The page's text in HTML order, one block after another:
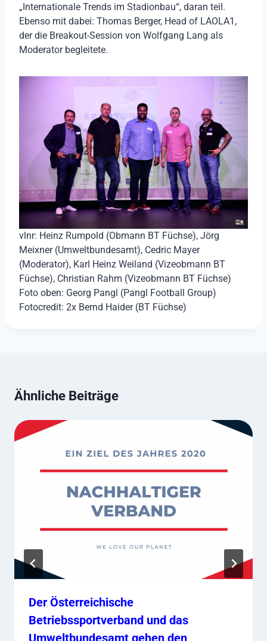
„Internationale Trends im Stadionbau“, daran teil.
Ebenso mit dabei: Thomas Berger, Head of LAOLA1,
der die Breakout-Session von Wolfgang Lang als
Moderator begleitete.
vlnr: Heinz Rumpold (Obmann BT Füchse), Jörg
Meixner (Umweltbundesamt), Cedric Mayer
(Moderator), Karl Heinz Weiland (Vizeobmann BT
Füchse), Christian Rahm (Vizeobmann BT Füchse)
Foto oben: Georg Pangl (Pangl Football Group)
Fotocredit: 2x Bernd Haider (BT Füchse)
Ähnliche Beiträge
Der Österreichische
Betriebssportverband und das
Umweltbundesamt gehen den